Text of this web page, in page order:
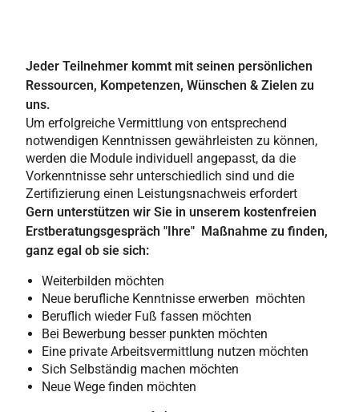
Jeder Teilnehmer kommt mit seinen persönlichen
Ressourcen, Kompetenzen, Wünschen & Zielen zu
uns.
Um erfolgreiche Vermittlung von entsprechend
notwendigen Kenntnissen gewährleisten zu können,
werden die Module individuell angepasst, da die
Vorkenntnisse sehr unterschiedlich sind und die
Zertifizierung einen Leistungsnachweis erfordert
Gern unterstützen wir Sie in unserem kostenfreien
Erstberatungsgespräch "Ihre" Maßnahme zu finden,
ganz egal ob sie sich:
Weiterbilden möchten
Neue berufliche Kenntnisse erwerben möchten
Beruflich wieder Fuß fassen möchten
Bei Bewerbung besser punkten möchten
Eine private Arbeitsvermittlung nutzen möchten
Sich Selbständig machen möchten
Neue Wege finden möchten